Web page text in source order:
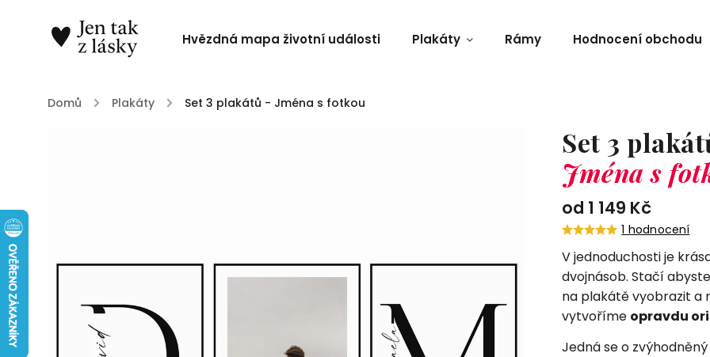
Hvězdná mapa životní události Plakáty Rámy Hodnocení obchodu
Domů / Plakáty / Set 3 plakátů - Jména s fotkou
Set 3
Jména s
od 1 149 Kč
1 hodnocení
V jednoduchosti je
dvojnásob. Stačí
na plakátě vyobrazit a
vytvoříme opravdu
Jedná se o